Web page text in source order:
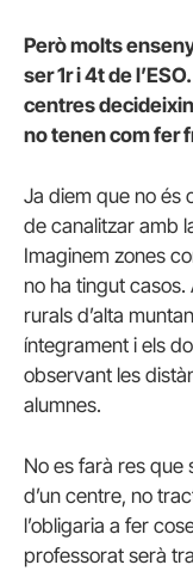
Però molts
ser 1r i 4t de
centres
no tenen com fer
Ja diem que no és
de canalitzar amb
Imaginem zones
no ha tingut
rurals d’alta
íntegrament i els
observant les
alumnes.
No es farà res que
d’un centre, no
l’obligaria a fer
professorat serà